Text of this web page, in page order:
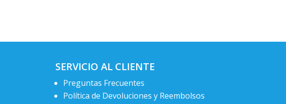
SERVICIO AL CLIENTE
Preguntas Frecuentes
Política de Devoluciones y Reembolsos